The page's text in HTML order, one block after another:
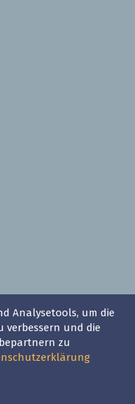
Analysetools, um die
verbessern und die
zu